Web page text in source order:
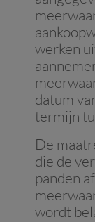
werken
datum
termijn
De
die de
panden
wordt